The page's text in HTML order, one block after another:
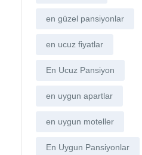
en güzel pansiyonlar
en ucuz fiyatlar
En Ucuz Pansiyon
en uygun apartlar
en uygun moteller
En Uygun Pansiyonlar